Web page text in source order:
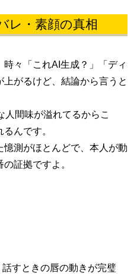
レ・素顔の真相
々「これAI生成？」「ディ
がるけど、結論から言うと
間味が溢れてるからこ
んです。
測がほとんどで、本人が動
証拠ですよ。
話すときの唇の動きが完璧